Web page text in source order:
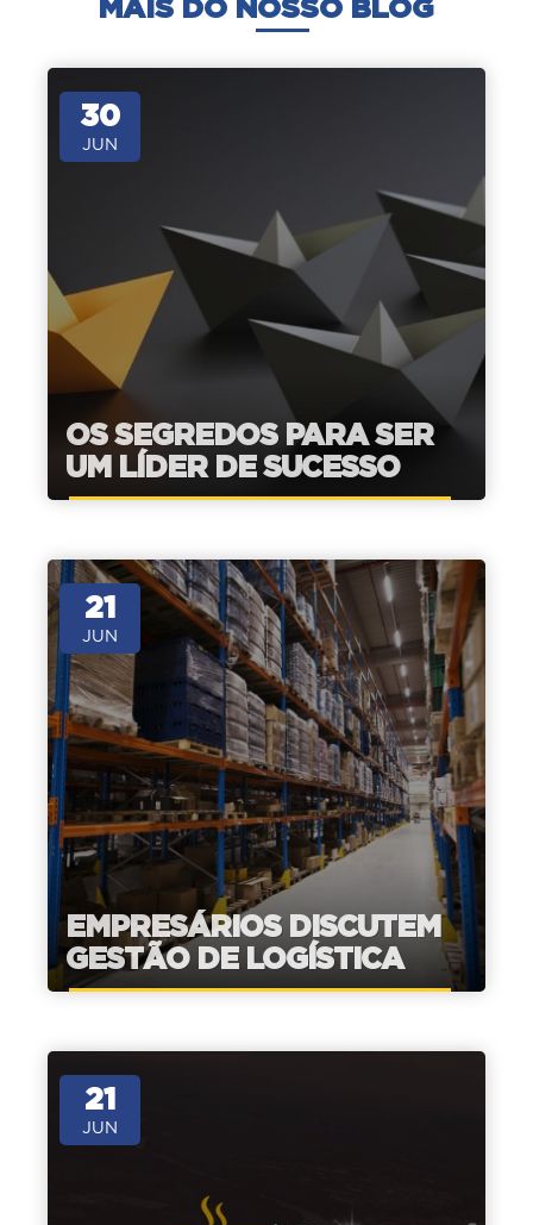
MAIS DO NOSSO BLOG
30
JUN
OS SEGREDOS PARA SER
UM LÍDER DE SUCESSO
21
JUN
EMPRESÁRIOS DISCUTEM
GESTÃO DE LOGÍSTICA
21
JUN